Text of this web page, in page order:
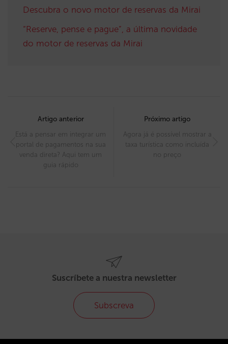
Descubra o novo motor de reservas da Mirai
“Reserve, pense e pague”, a última novidade
do motor de reservas da Mirai
navigation
Artigo anterior
Está a pensar em integrar um
portal de pagamentos na sua
venda direta? Aqui tem um
guia rápido
Próximo artigo
Agora já é possível mostrar a
taxa turística como incluída
no preço
Suscríbete a nuestra newsletter
Subscreva